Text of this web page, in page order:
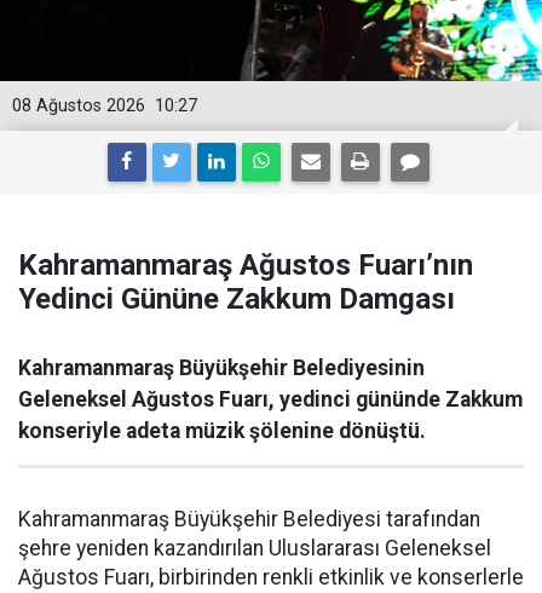
10:27
08 Ağustos 2026
Kahramanmaraş Ağustos Fuarı’nın
Yedinci Gününe Zakkum Damgası
Kahramanmaraş Büyükşehir Belediyesinin
Geleneksel Ağustos Fuarı, yedinci gününde Zakkum
konseriyle adeta müzik şölenine dönüştü.
Kahramanmaraş Büyükşehir Belediyesi tarafından
şehre yeniden kazandırılan Uluslararası Geleneksel
Ağustos Fuarı, birbirinden renkli etkinlik ve konserlerle